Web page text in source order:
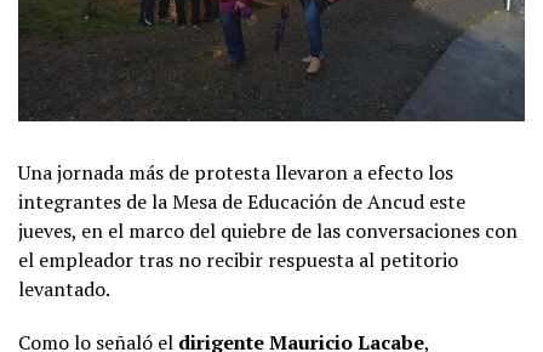
Una jornada más de protesta llevaron a efecto los
integrantes de la Mesa de Educación de Ancud este
jueves, en el marco del quiebre de las conversaciones con
el empleador tras no recibir respuesta al petitorio
levantado.
Como lo señaló el dirigente Mauricio Lacabe,